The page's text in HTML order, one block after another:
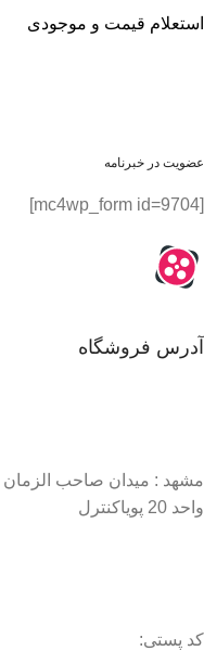
استعلام قیمت و موجودی
عضویت در خبرنامه
[mc4wp_form id=9704]
آدرس فروشگاه
مشهد : میدان صاحب
واحد 20 پویاکنترل
کد پستی: